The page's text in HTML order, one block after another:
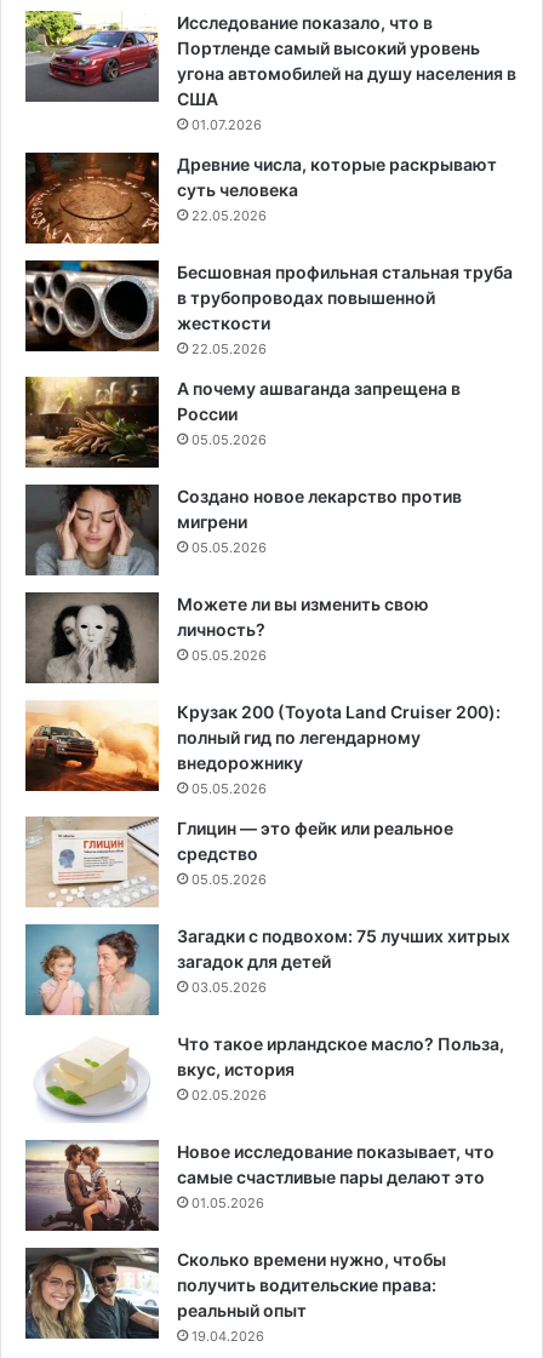
Исследование показало, что в
Портленде самый высокий уровень
угона автомобилей на душу населения в
США
01.07.2026
Древние числа, которые раскрывают
суть человека
22.05.2026
Бесшовная профильная стальная труба
в трубопроводах повышенной
жесткости
22.05.2026
А почему ашваганда запрещена в
России
05.05.2026
Создано новое лекарство против
мигрени
05.05.2026
Можете ли вы изменить свою
личность?
05.05.2026
Крузак 200 (Toyota Land Cruiser 200):
полный гид по легендарному
внедорожнику
05.05.2026
Глицин — это фейк или реальное
средство
05.05.2026
Загадки с подвохом: 75 лучших хитрых
загадок для детей
03.05.2026
Что такое ирландское масло? Польза,
вкус, история
02.05.2026
Новое исследование показывает, что
самые счастливые пары делают это
01.05.2026
Сколько времени нужно, чтобы
получить водительские права:
реальный опыт
19.04.2026